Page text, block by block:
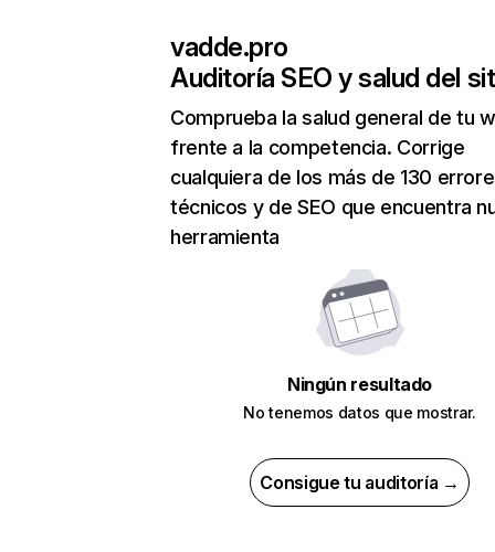
vadde.pro
Auditoría SEO y salud del
Comprueba la salud general de tu
frente a la competencia. Corrige
cualquiera de los más de 130
técnicos y de SEO que encuentra
herramienta
Ningún resultado
No tenemos datos que mostrar.
Consigue tu auditoría →